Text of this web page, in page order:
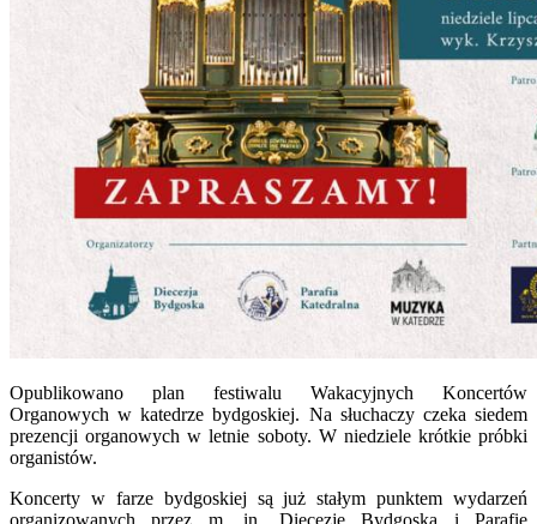
Opublikowano plan festiwalu Wakacyjnych Koncertów
Organowych w katedrze bydgoskiej. Na słuchaczy czeka siedem
prezencji organowych w letnie soboty. W niedziele krótkie próbki
organistów.
Koncerty w farze bydgoskiej są już stałym punktem wydarzeń
organizowanych przez m. in. Diecezję Bydgoską i Parafię